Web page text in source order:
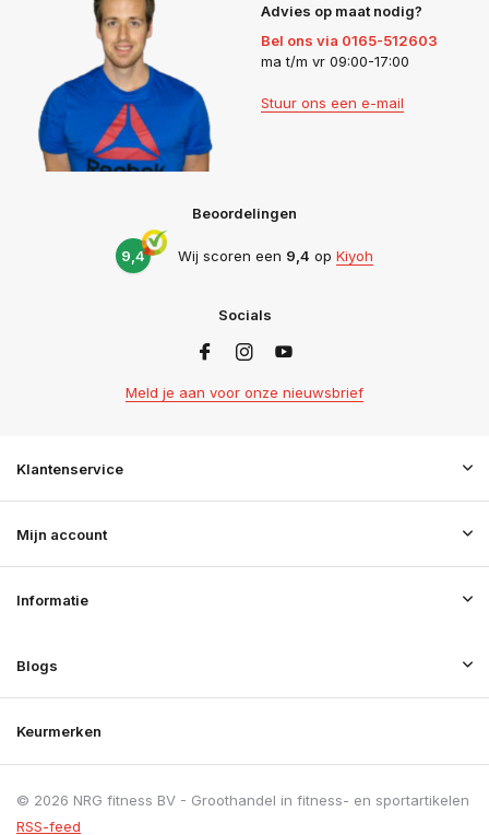
Advies op maat nodig?
Bel ons via 0165-512603
ma t/m vr 09:00-17:00
Stuur ons een e-mail
Beoordelingen
9,4 Wij scoren een 9,4 op Kiyoh
Socials
Meld je aan voor onze nieuwsbrief
Klantenservice
Mijn account
Informatie
Blogs
Keurmerken
© 2026 NRG fitness BV - Groothandel in fitness- en sportartikelen
RSS-feed